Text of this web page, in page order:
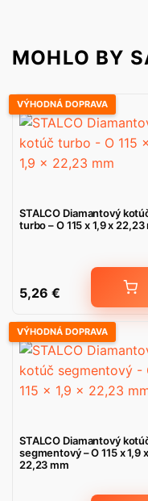
MOHLO BY
VÝHODNÁ DOPRAVA
STALCO Diamantový
turbo – O 115 x 1,9 x 22,23
5,26 €
VÝHODNÁ DOPRAVA
STALCO Diamantový
segmentový – O 115 x 1,9 x
22,23 mm